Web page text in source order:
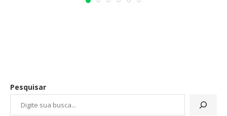
Pesquisar